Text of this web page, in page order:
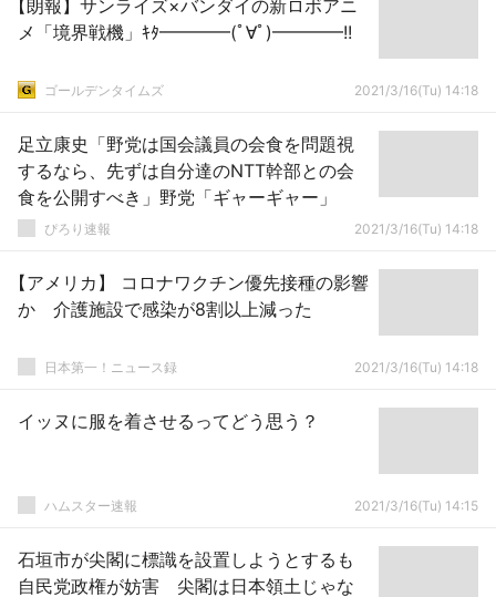
【朗報】サンライズ×バンダイの新ロボアニ
メ「境界戦機」ｷﾀ━━━━(ﾟ∀ﾟ)━━━━!!
ゴールデンタイムズ 2021/3/16(Tu) 14:18
足立康史「野党は国会議員の会食を問題視
するなら、先ずは自分達のNTT幹部との会
食を公開すべき」野党「ギャーギャー」
ぴろり速報 2021/3/16(Tu) 14:18
【アメリカ】 コロナワクチン優先接種の影響
か 介護施設で感染が8割以上減った
日本第一！ニュース録 2021/3/16(Tu) 14:18
イッヌに服を着させるってどう思う？
ハムスター速報 2021/3/16(Tu) 14:15
石垣市が尖閣に標識を設置しようとするも
自民党政権が妨害 尖閣は日本領土じゃな